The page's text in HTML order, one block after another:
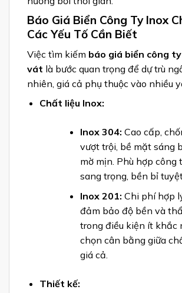
Báo Giá Biển Công Ty Inox
Các Yếu Tố Cần Biết
Việc tìm kiếm báo giá biển công
vát là bước quan trọng để dự trù
nhiên, giá cả phụ thuộc vào nhiều
Chất liệu Inox:
Inox 304: Cao cấp,
vượt trội, bề mặt sáng
mờ mịn. Phù hợp công
sang trọng, bền bỉ
Inox 201: Chi phí hợp
đảm bảo độ bền và
trong điều kiện ít khắc
chọn cân bằng giữa
giá cả.
Thiết kế: